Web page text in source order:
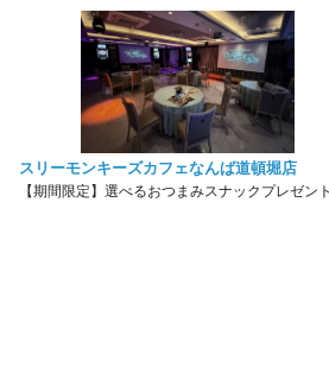
スリーモンキーズカフェなんば道頓堀店
【期間限定】選べるおつまみスナックプレゼン